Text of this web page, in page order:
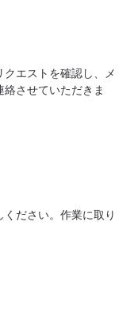
エストを確認し、メ
させていただきま
ださい。作業に取り